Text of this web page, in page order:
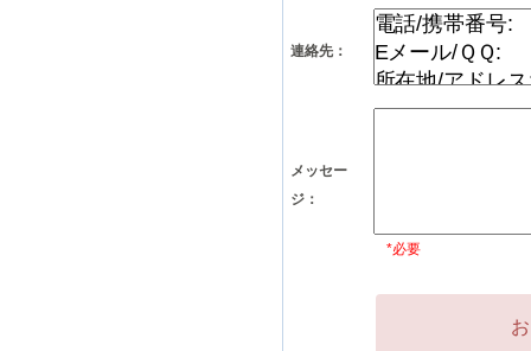
連絡先：
メッセー
ジ：
*必要